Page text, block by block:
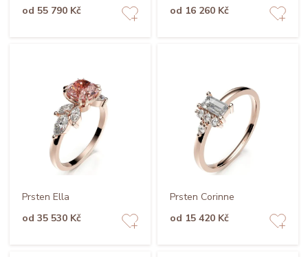
od 55 790 Kč
od 16 260 Kč
Prsten Ella
od 35 530 Kč
Prsten Corinne
od 15 420 Kč